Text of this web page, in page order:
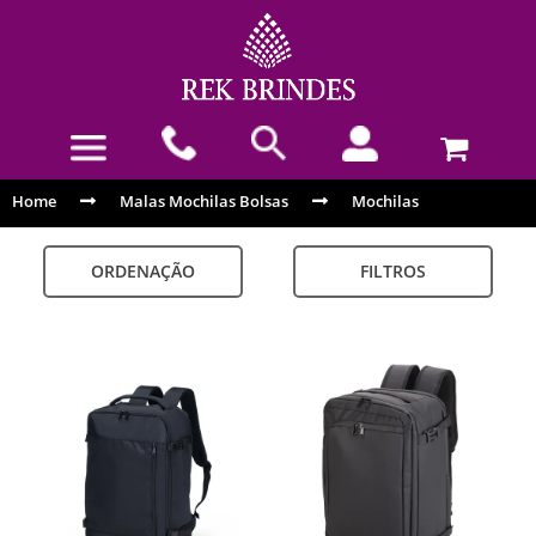
Home Malas Mochilas Bolsas Mochilas
ORDENAÇÃO FILTROS